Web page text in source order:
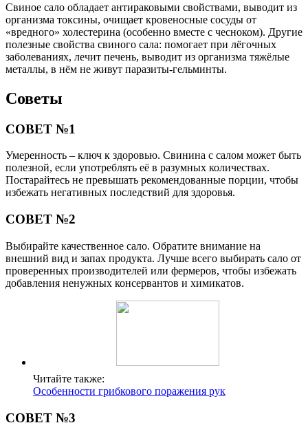
Свиное сало обладает антираковыми свойствами, выводит из
организма токсины, очищает кровеносные сосуды от
«вредного» холестерина (особенно вместе с чесноком). Другие
полезные свойства свиного сала: помогает при лёгочных
заболеваниях, лечит печень, выводит из организма тяжёлые
металлы, в нём не живут паразиты-гельминты.
Советы
СОВЕТ №1
Умеренность – ключ к здоровью. Свинина с салом может быть
полезной, если употреблять её в разумных количествах.
Постарайтесь не превышать рекомендованные порции, чтобы
избежать негативных последствий для здоровья.
СОВЕТ №2
Выбирайте качественное сало. Обратите внимание на
внешний вид и запах продукта. Лучше всего выбирать сало от
проверенных производителей или фермеров, чтобы избежать
добавления ненужных консервантов и химикатов.
Читайте также:
Особенности грибкового поражения рук
СОВЕТ №3